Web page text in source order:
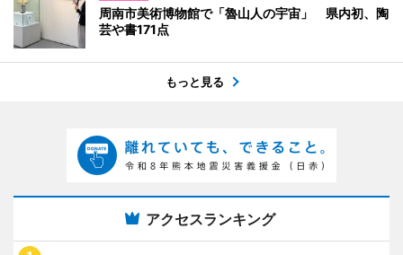
周南市美術博物館で「魯山人の宇宙」 県内初、陶
芸や書171点
もっと見る
アクセスランキング